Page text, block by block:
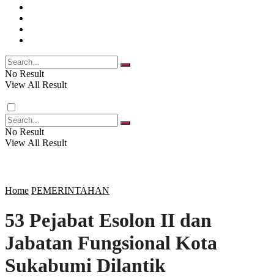
PENDIDIKAN
SOSOK
POLITIK
No Result
View All Result
No Result
View All Result
Home PEMERINTAHAN
53 Pejabat Esolon II dan
Jabatan Fungsional Kota
Sukabumi Dilantik